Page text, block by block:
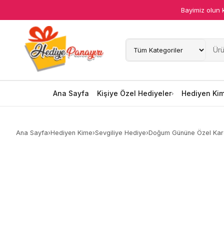
Bayimiz olun
Ana Sayfa Kişiye Özel Hediyeler Hediyen
Ana Sayfa
Kişiye Özel Hediyeler
Hediyen Kime
Ana Sayfa›Hediyen Kime›Sevgiliye Hediye›Doğum Gününe Özel